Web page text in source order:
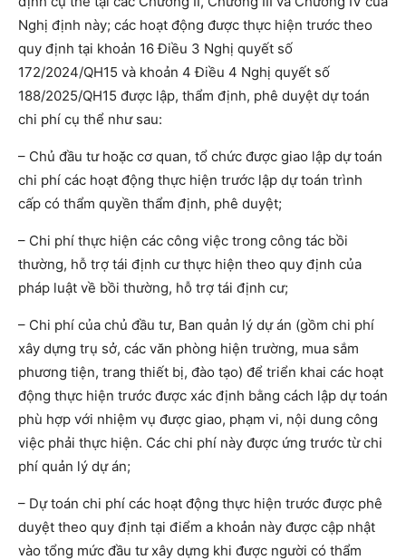
Nghị định này; các hoạt động được thực hiện trước theo
quy định tại khoản 16 Điều 3 Nghị quyết số
172/2024/QH15 và khoản 4 Điều 4 Nghị quyết số
188/2025/QH15 được lập, thẩm định, phê duyệt dự toán
chi phí cụ thể như sau:
– Chủ đầu tư hoặc cơ quan, tổ chức được giao lập dự toán
chi phí các hoạt động thực hiện trước lập dự toán trình
cấp có thẩm quyền thẩm định, phê duyệt;
– Chi phí thực hiện các công việc trong công tác bồi
thường, hỗ trợ tái định cư thực hiện theo quy định của
pháp luật về bồi thường, hỗ trợ tái định cư;
– Chi phí của chủ đầu tư, Ban quản lý dự án (gồm chi phí
xây dựng trụ sở, các văn phòng hiện trường, mua sắm
phương tiện, trang thiết bị, đào tạo) để triển khai các hoạt
động thực hiện trước được xác định bằng cách lập dự toán
phù hợp với nhiệm vụ được giao, phạm vi, nội dung công
việc phải thực hiện. Các chi phí này được ứng trước từ chi
phí quản lý dự án;
– Dự toán chi phí các hoạt động thực hiện trước được phê
duyệt theo quy định tại điểm a khoản này được cập nhật
vào tổng mức đầu tư xây dựng khi được người có thẩm